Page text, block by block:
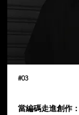
#03
當編碼走進創作：